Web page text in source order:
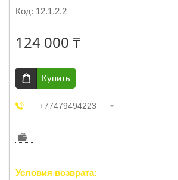
Код: 12.1.2.2
124 000 ₸
Купить
+77479494223